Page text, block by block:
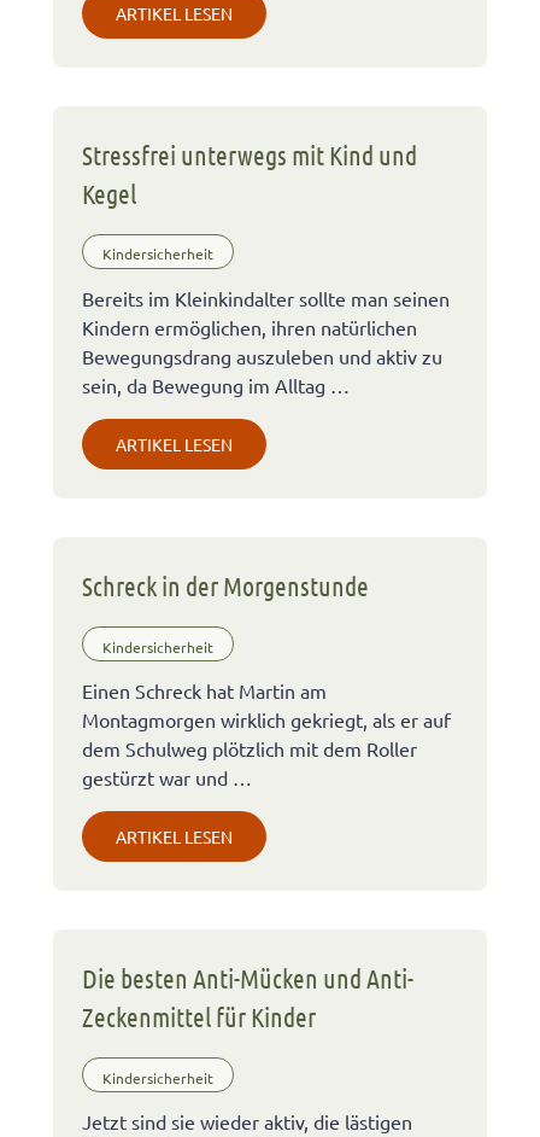
ARTIKEL LESEN
Stressfrei unterwegs mit Kind und
Kegel
Kindersicherheit
Bereits im Kleinkindalter sollte man seinen
Kindern ermöglichen, ihren natürlichen
Bewegungsdrang auszuleben und aktiv zu
sein, da Bewegung im Alltag …
ARTIKEL LESEN
Schreck in der Morgenstunde
Kindersicherheit
Einen Schreck hat Martin am
Montagmorgen wirklich gekriegt, als er auf
dem Schulweg plötzlich mit dem Roller
gestürzt war und …
ARTIKEL LESEN
Die besten Anti-Mücken und Anti-
Zeckenmittel für Kinder
Kindersicherheit
Jetzt sind sie wieder aktiv, die lästigen